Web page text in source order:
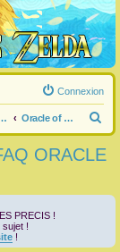
Connexion
dans un jeu ? Oracle of Ages / Seasons
e
c
c
ORACLE
PRECIS !
sujet !
!